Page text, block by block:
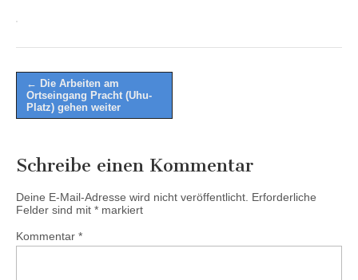
Post
navigation
← Die Arbeiten am
Ortseingang Pracht (Uhu-
Platz) gehen weiter
Schreibe einen Kommentar
Deine E-Mail-Adresse wird nicht veröffentlicht. Erforderliche
Felder sind mit * markiert
Kommentar *